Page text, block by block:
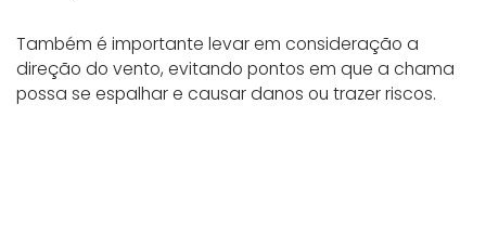
Também é importante levar em consideração a
direção do vento, evitando pontos em que a chama
possa se espalhar e causar danos ou trazer riscos.